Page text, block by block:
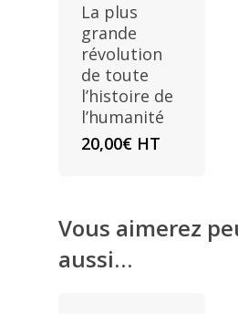
La plus
grande
révolution
de toute
l’histoire de
l’humanité
20,00€ HT
Vous aimerez
aussi…